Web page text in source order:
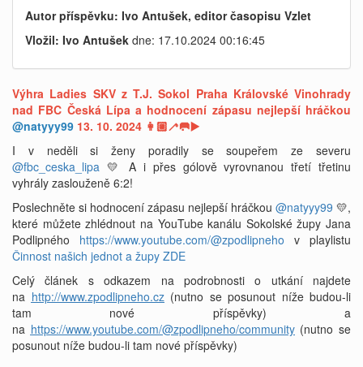
Autor příspěvku: Ivo Antušek, editor časopisu Vzlet
Vložil: Ivo Antušek dne: 17.10.2024 00:16:45
Výhra Ladies SKV z T.J. Sokol Praha Královské Vinohrady
nad FBC Česká Lípa a hodnocení zápasu nejlepší hráčkou
@natyyy99 13. 10. 2024 👩🏼‍🦯🥅▶️
I v neděli si ženy poradily se soupeřem ze severu
@fbc_ceska_lipa 💛 A i přes gólově vyrovnanou třetí třetinu
vyhrály zaslouženě 6:2!
Poslechněte si hodnocení zápasu nejlepší hráčkou @natyyy99 💛,
které můžete zhlédnout na YouTube kanálu Sokolské župy Jana
Podlipného https://www.youtube.com/@zpodlipneho v playlistu
Činnost našich jednot a župy ZDE
Celý článek s odkazem na podrobnosti o utkání najdete
na http://www.zpodlipneho.cz(nutno se posunout níže budou-li
tam nové příspěvky) a
na https://www.youtube.com/@zpodlipneho/community(nutno se
posunout níže budou-li tam nové příspěvky)